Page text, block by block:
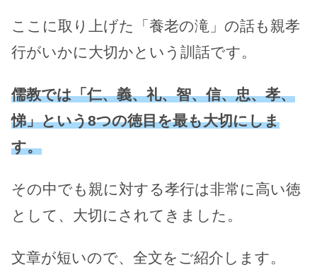
ここに取り上げた「養老の滝」の話も親孝
行がいかに大切かという訓話です。
儒教では「仁、義、礼、智、信、忠、孝、
悌」という8つの徳目を最も大切にしま
す。
その中でも親に対する孝行は非常に高い徳
として、大切にされてきました。
文章が短いので、全文をご紹介します。